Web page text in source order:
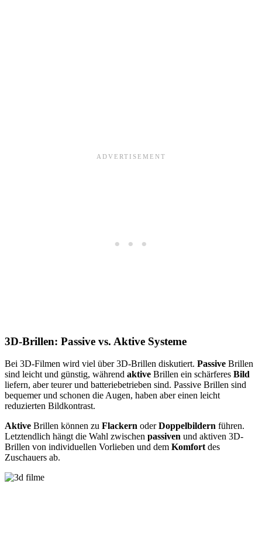
3D-Brillen: Passive vs. Aktive Systeme
Bei 3D-Filmen wird viel über 3D-Brillen diskutiert. Passive Brillen
sind leicht und günstig, während aktive Brillen ein schärferes Bild
liefern, aber teurer und batteriebetrieben sind. Passive Brillen sind
bequemer und schonen die Augen, haben aber einen leicht
reduzierten Bildkontrast.
Aktive Brillen können zu Flackern oderDoppelbildern führen.
Letztendlich hängt die Wahl zwischen passiven und aktiven 3D-
Brillen von individuellen Vorlieben und dem Komfort des
Zuschauers ab.